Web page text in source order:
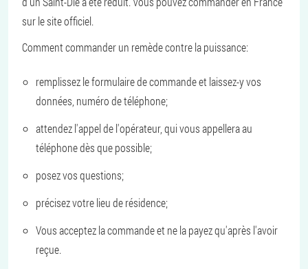
sur le site officiel.
Comment commander un remède contre la puissance:
remplissez le formulaire de commande et laissez-y vos
données, numéro de téléphone;
attendez l'appel de l'opérateur, qui vous appellera au
téléphone dès que possible;
posez vos questions;
précisez votre lieu de résidence;
Vous acceptez la commande et ne la payez qu'après l'avoir
reçue.